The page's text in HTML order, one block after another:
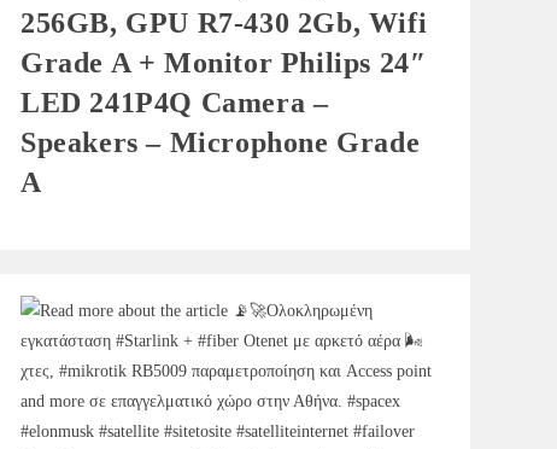
256GB, GPU R7-430 2Gb, Wifi
Grade A + Monitor Philips 24″
LED 241P4Q Camera –
Speakers – Microphone Grade
A